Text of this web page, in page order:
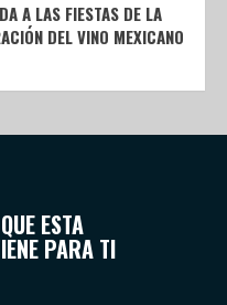
A LAS FIESTAS DE LA
DEL VINO MEXICANO
ESTA
PARA TI